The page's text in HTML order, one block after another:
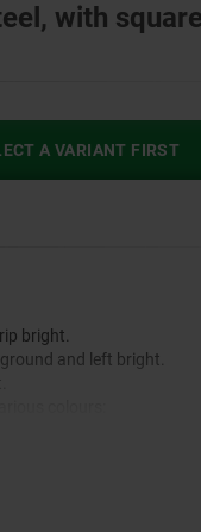
with
A VARIANT FIRST
bright.
and left bright.